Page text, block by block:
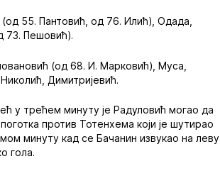
55. Пантовић, од 76. Илић), Одада,
73. Пешовић).
(од 68. И. Марковић), Муса,
Димитријевић.
у трећем минуту је Радуловић могао да
против Тотенхема који је шутирао
минуту кад се Бачанин извукао на леву
гола.